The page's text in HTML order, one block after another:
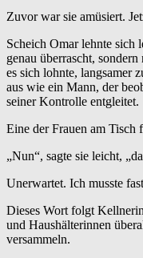
Zuvor war sie amüsiert.
Scheich Omar lehnte sich
genau überrascht,
es sich lohnte, langsamer
aus wie ein Mann, der
seiner Kontrolle entgleitet.
Eine der Frauen am Tisch
„Nun“, sagte sie leicht,
Unerwartet. Ich musste
Dieses Wort folgt
und Haushälterinnen
versammeln.